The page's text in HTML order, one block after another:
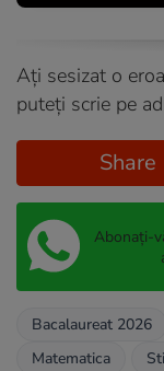
Ați sesizat o
puteți scrie pe
Share
Abonați-
Bacalaureat 2026
Matematica